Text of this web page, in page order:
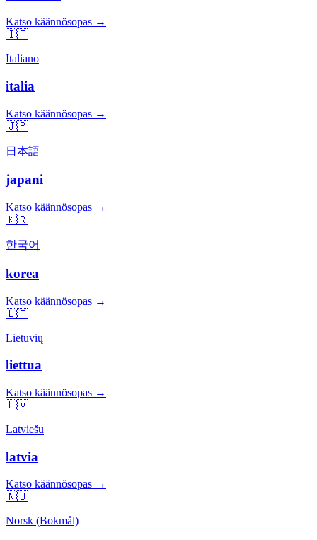
Katso käännösopas →
🇮🇹
Italiano
italia
Katso käännösopas →
🇯🇵
日本語
japani
Katso käännösopas →
🇰🇷
한국어
korea
Katso käännösopas →
🇱🇹
Lietuvių
liettua
Katso käännösopas →
🇱🇻
Latviešu
latvia
Katso käännösopas →
🇳🇴
Norsk (Bokmål)